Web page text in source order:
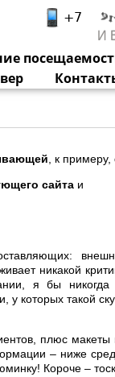
И
, к примеру,
сайта и
никакой
я бы
которых такой
плюс макеты
– ниже
Короче –